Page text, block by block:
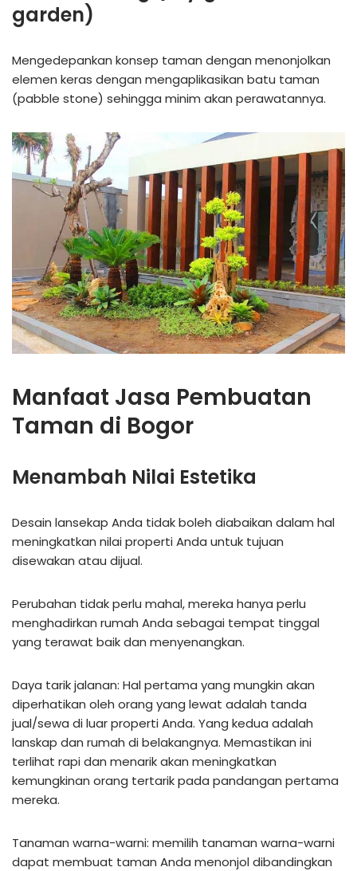
garden)
Mengedepankan konsep taman dengan menonjolkan
elemen keras dengan mengaplikasikan batu taman
(pabble stone) sehingga minim akan perawatannya.
Manfaat Jasa Pembuatan
Taman di Bogor
Menambah Nilai Estetika
Desain lansekap Anda tidak boleh diabaikan dalam hal
meningkatkan nilai properti Anda untuk tujuan
disewakan atau dijual.
Perubahan tidak perlu mahal, mereka hanya perlu
menghadirkan rumah Anda sebagai tempat tinggal
yang terawat baik dan menyenangkan.
Daya tarik jalanan: Hal pertama yang mungkin akan
diperhatikan oleh orang yang lewat adalah tanda
jual/sewa di luar properti Anda. Yang kedua adalah
lanskap dan rumah di belakangnya. Memastikan ini
terlihat rapi dan menarik akan meningkatkan
kemungkinan orang tertarik pada pandangan pertama
mereka.
Tanaman warna-warni: memilih tanaman warna-warni
dapat membuat taman Anda menonjol dibandingkan